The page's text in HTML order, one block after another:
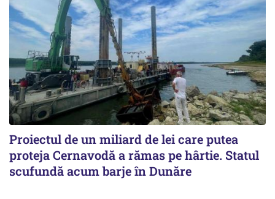
Proiectul de un miliard de lei care putea
proteja Cernavodă a rămas pe hârtie. Statul
scufundă acum barje în Dunăre